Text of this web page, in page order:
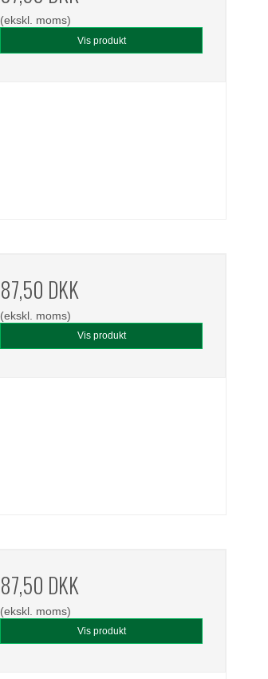
(ekskl. moms)
Vis produkt
87,50 DKK
(ekskl. moms)
Vis produkt
87,50 DKK
(ekskl. moms)
Vis produkt